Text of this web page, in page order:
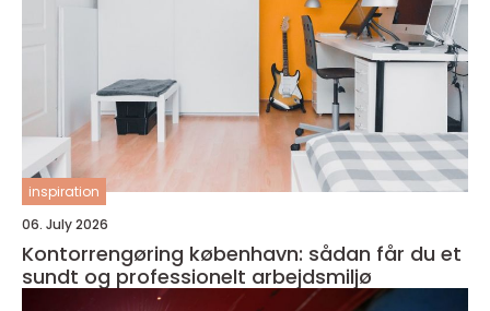
inspiration
06. July 2026
Kontorrengøring københavn: sådan får du et
sundt og professionelt arbejdsmiljø